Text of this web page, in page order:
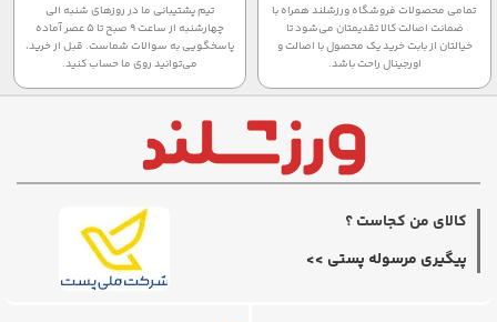
تمامی محصولات فروشگاه ورزشلند همراه با
ضمانت اصالت کالا تقدیمتان می‌شود تا
خیالتان از بابت خرید یک محصول با اصالت و
اورجینال راحت باشد.
تیم پشتیبانی ما در روزهای شنبه الی
چهارشنبه از ساعت 9 صبح تا 5 عصر آماده
پاسخگویی به سوالات شماست. قبل از خرید،
می‌توانید روی ما حساب کنید.
کالای من کجاست ؟
پیگیری مرسوله پستی >>